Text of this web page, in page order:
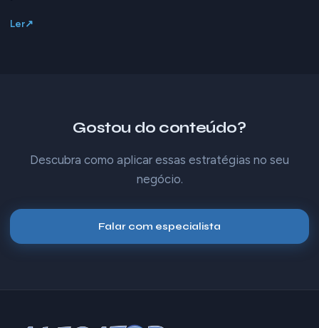
Ler
Gostou do conteúdo?
Descubra como aplicar essas estratégias no seu
negócio.
Falar com especialista